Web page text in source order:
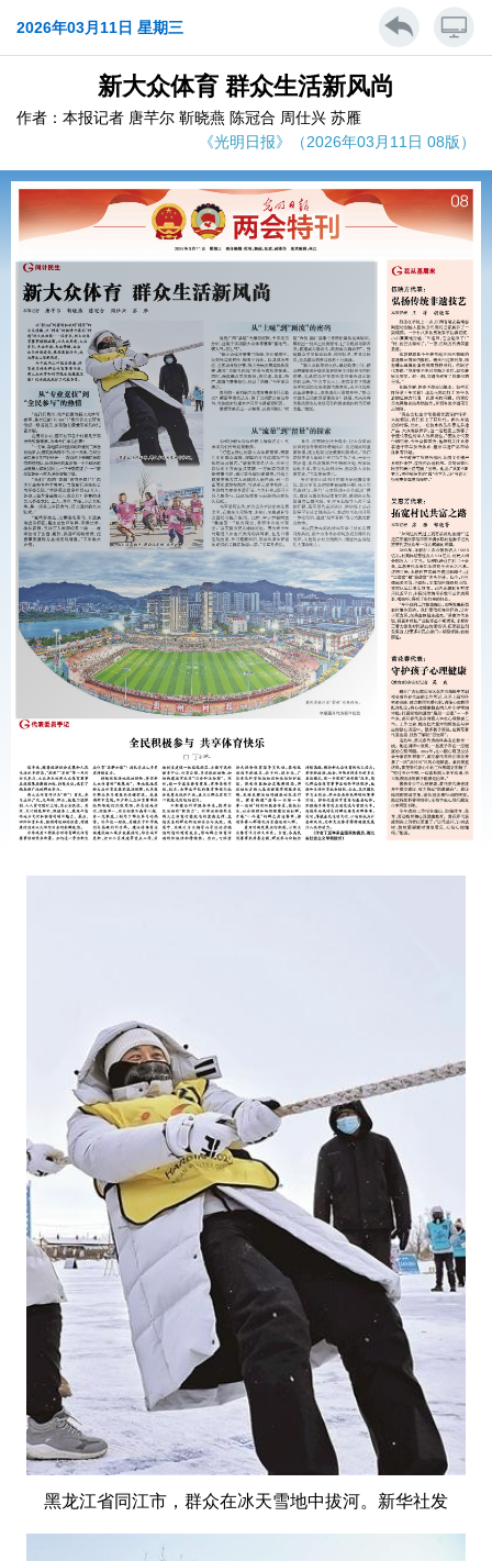
2026年03月11日 星期三
新大众体育 群众生活新风尚
作者：本报记者 唐芊尔 靳晓燕 陈冠合 周仕兴 苏雁
《光明日报》（2026年03月11日 08版）
黑龙江省同江市，群众在冰天雪地中拔河。新华社发